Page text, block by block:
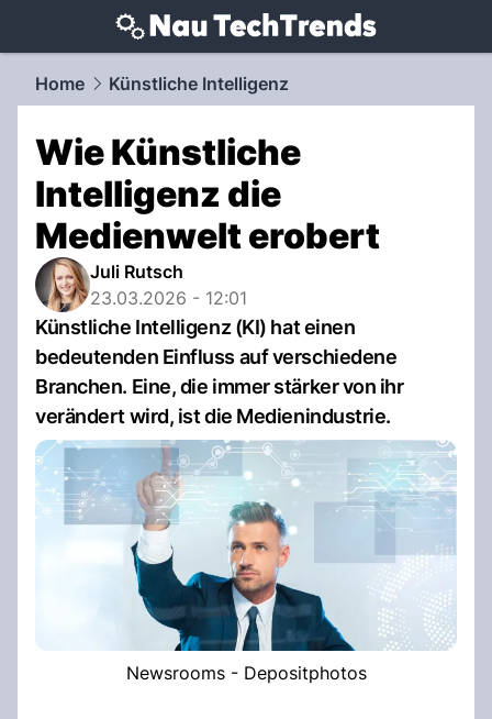
techtrends.NAU.ch
Home Künstliche Intelligenz
Wie Künstliche
Intelligenz die
Medienwelt erobert
Juli Rutsch
23.03.2026 - 12:01
Künstliche Intelligenz (KI) hat einen
bedeutenden Einfluss auf verschiedene
Branchen. Eine, die immer stärker von ihr
verändert wird, ist die Medienindustrie.
Newsrooms - Depositphotos